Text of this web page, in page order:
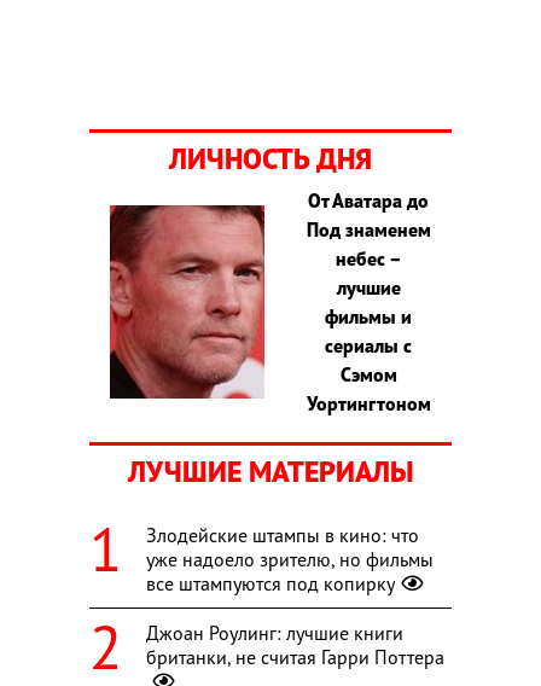
ЛИЧНОСТЬ ДНЯ
От Аватара до
Под знаменем
небес –
лучшие
фильмы и
сериалы с
Сэмом
Уортингтоном
ЛУЧШИЕ МАТЕРИАЛЫ
Злодейские штампы в кино: что
уже надоело зрителю, но фильмы
все штампуются под копирку
Джоан Роулинг: лучшие книги
британки, не считая Гарри Поттера